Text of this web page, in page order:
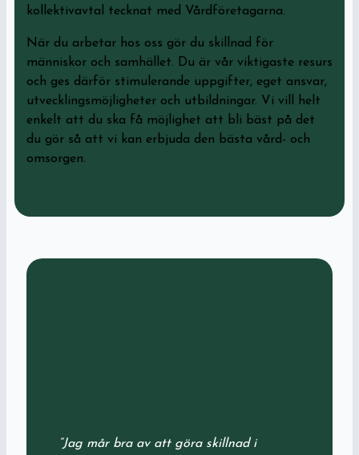
kollektivavtal tecknat med Vårdföretagarna.
När du arbetar hos oss gör du skillnad för
människor och samhället. Du är vår viktigaste resurs
och ges därför stimulerande uppgifter, eget ansvar,
utvecklingsmöjligheter och utbildningar. Vi vill helt
enkelt att du ska få möjlighet att bli bäst på det
du gör så att vi kan erbjuda den bästa vård- och
omsorgen.
“Jag mår bra av att göra skillnad i